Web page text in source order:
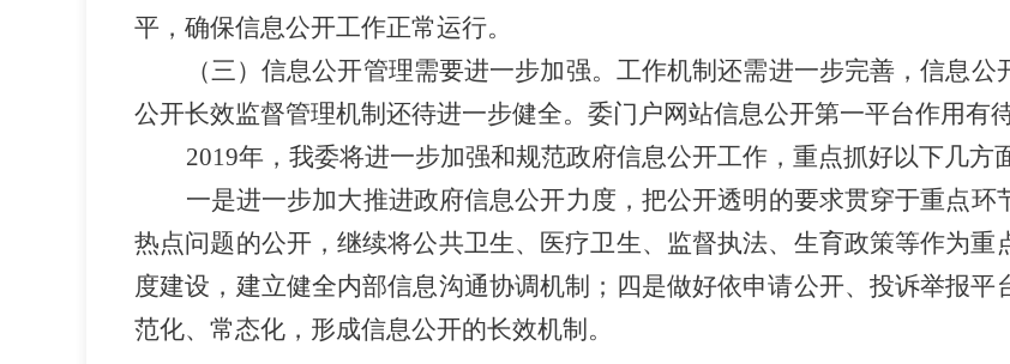
平，确保信息公开工作正常运行。
（三）信息公开管理需要进一步加强。工作机制还需进一步完善，信息
公开长效监督管理机制还待进一步健全。委门户网站信息公开第一平台作用有待
2019年，我委将进一步加强和规范政府信息公开工作，重点抓好以下几方
一是进一步加大推进政府信息公开力度，把公开透明的要求贯穿于重点
热点问题的公开，继续将公共卫生、医疗卫生、监督执法、生育政策等作为重
度建设，建立健全内部信息沟通协调机制；四是做好依申请公开、投诉举报
范化、常态化，形成信息公开的长效机制。